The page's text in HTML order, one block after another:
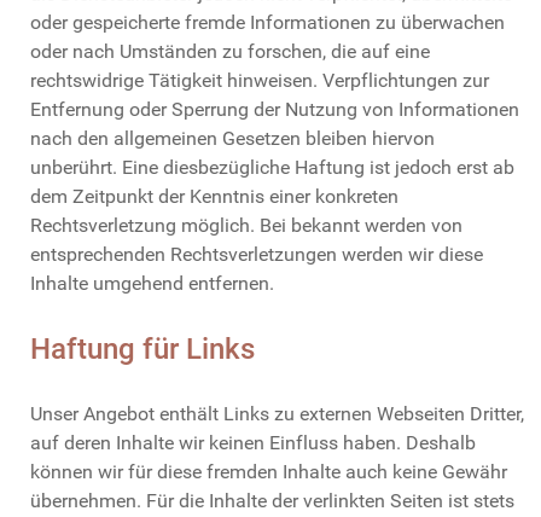
oder gespeicherte fremde Informationen zu überwachen
oder nach Umständen zu forschen, die auf eine
rechtswidrige Tätigkeit hinweisen. Verpflichtungen zur
Entfernung oder Sperrung der Nutzung von Informationen
nach den allgemeinen Gesetzen bleiben hiervon
unberührt. Eine diesbezügliche Haftung ist jedoch erst ab
dem Zeitpunkt der Kenntnis einer konkreten
Rechtsverletzung möglich. Bei bekannt werden von
entsprechenden Rechtsverletzungen werden wir diese
Inhalte umgehend entfernen.
Haftung für Links
Unser Angebot enthält Links zu externen Webseiten Dritter,
auf deren Inhalte wir keinen Einfluss haben. Deshalb
können wir für diese fremden Inhalte auch keine Gewähr
übernehmen. Für die Inhalte der verlinkten Seiten ist stets